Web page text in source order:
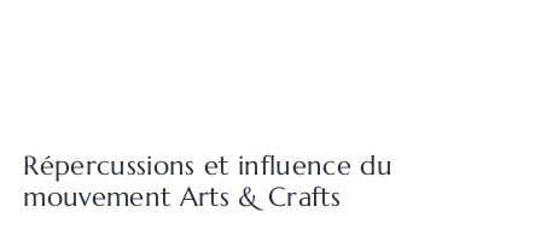
Répercussions et influence du
mouvement Arts & Crafts